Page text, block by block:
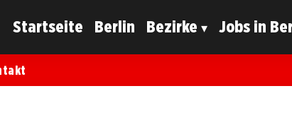
Startseite Berlin Bezirke Jobs in